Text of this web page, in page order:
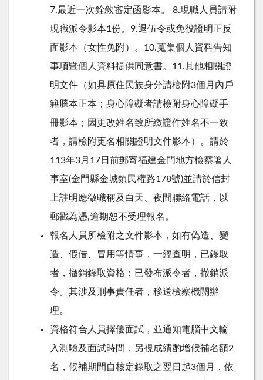
7.最近一次銓敘審定函影本。 8.現職人員請附
現職派令影本1份。 9.退伍令或免役證明正反
面影本（女性免附）。 10.蒐集個人資料告知
事項暨個人資料提供同意書。 11.其他相關證
明文件（如具原住民族身分請檢附3個月內戶
籍謄本正本；身心障礙者請檢附身心障礙手
冊影本；因更改姓名致所繳證件姓名不一致
者，請檢附更名相關證明文件影本）。請於
113年3月 17日前郵寄福建金門地方檢察署人
事室(金門縣金城鎮民權路178號)並請於信封
上註明應徵職稱及白天、夜間聯絡電話，以
郵戳為憑,逾期恕不受理報名。
報名人員所檢附之文件影本，如有偽造、變
造、假借、冒用等情事，一經查明，已錄取
者，撤銷錄取資格；已發布派令者，撤銷派
令。其涉及刑事責任者，移送檢察機關辦
理。
資格符合人員擇優面試，並通知電腦中文輸
入測驗及面試時間，另視成績酌增候補名額2
名，候補期間自核定錄取之翌日起3個月，依